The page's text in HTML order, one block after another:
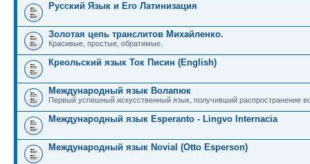
Русский Язык и Его Латинизация
Золотая цепь транслитов Михайленко.
Красивые, простые, обратимые.
Креольский язык Ток Писин (English)
Международный язык Волапюк
Первый успешный искусственный язык, получивший распространение
Международный язык Esperanto - Lingvo Internacia
Международный язык Novial (Otto Esperson)